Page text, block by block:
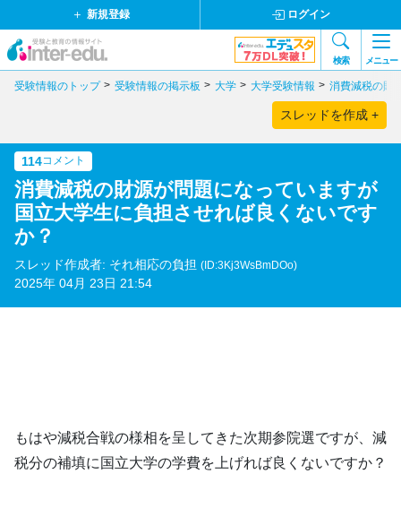
新規登録 ログイン
検索 メニュー
受験情報のトップ 受験情報の掲示板 大学 大学受験情報 消費減税の財
スレッドを作成 +
114コメント
消費減税の財源が問題になっていますが
国立大学生に負担させれば良くないです
か？
スレッド作成者: それ相応の負担 (ID:3Kj3WsBmDOo)
2025年 04月 23日 21:54
もはや減税合戦の様相を呈してきた次期参院選ですが、減
税分の補填に国立大学の学費を上げれば良くないですか？